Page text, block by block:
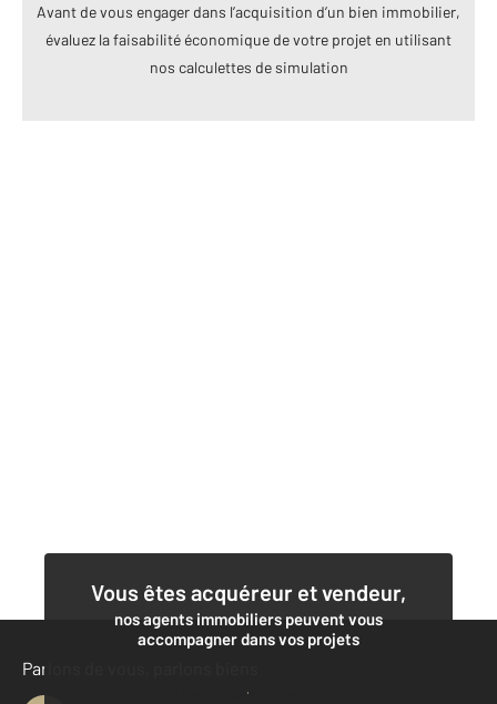
Avant de vous engager dans l’acquisition d’un bien immobilier,
évaluez la faisabilité économique de votre projet en utilisant
nos calculettes de simulation
Vous êtes acquéreur et vendeur,
nos agents immobiliers peuvent vous
accompagner dans vos projets
Contacter l'agence
Parlons de vous, parlons biens